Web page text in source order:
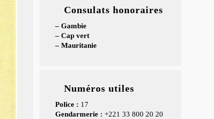
Consulats honoraires
– Gambie
– Cap vert
– Mauritanie
Numéros utiles
Police : 17
Gendarmerie : +221 33 800 20 20